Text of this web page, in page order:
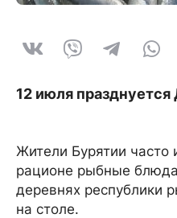
12 июля
Жители Бурятии часто
рационе рыбные
деревнях республики
на столе.